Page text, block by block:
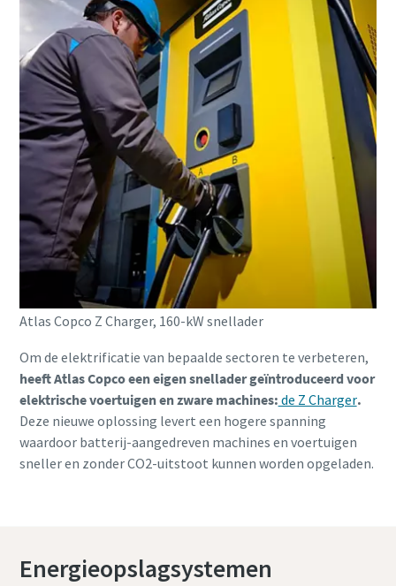
Atlas Copco Z Charger, 160-kW snellader
Om de elektrificatie van bepaalde sectoren te verbeteren,
heeft Atlas Copco een eigen snellader geïntroduceerd voor
elektrische voertuigen en zware machines: de Z Charger.
Deze nieuwe oplossing levert een hogere spanning
waardoor batterij-aangedreven machines en voertuigen
sneller en zonder CO2-uitstoot kunnen worden opgeladen.
Energieopslagsystemen